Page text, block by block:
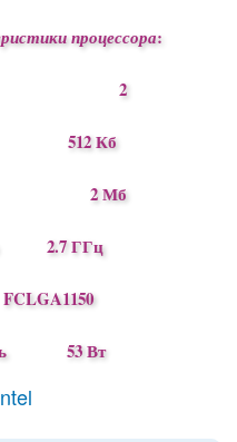
процессора:
2
512 Кб
2 Мб
2.7 ГГц
53 Вт